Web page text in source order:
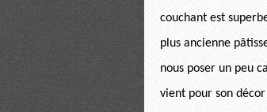
couchant est
plus ancienne
nous poser un peu
vient pour son